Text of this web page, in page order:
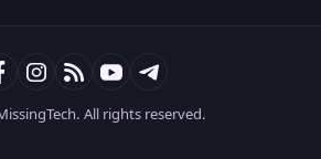
All rights reserved.